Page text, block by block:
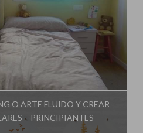
El Taller de Ire
O ARTE FLUIDO Y CREAR
– PRINCIPIANTES